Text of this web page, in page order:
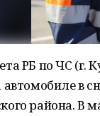
РБ по ЧС (г.
автомобиле в
района. В